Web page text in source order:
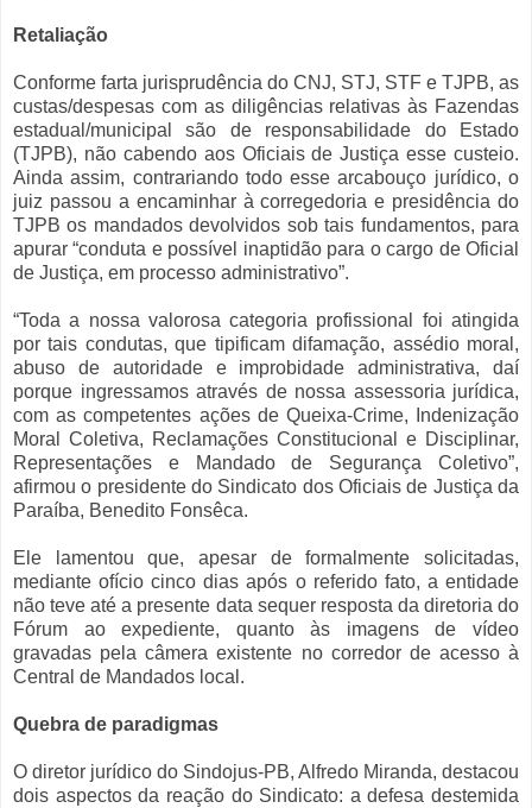
Retaliação
Conforme farta jurisprudência do CNJ, STJ, STF e TJPB, as
custas/despesas com as diligências relativas às Fazendas
estadual/municipal são de responsabilidade do Estado
(TJPB), não cabendo aos Oficiais de Justiça esse custeio.
Ainda assim, contrariando todo esse arcabouço jurídico, o
juiz passou a encaminhar à corregedoria e presidência do
TJPB os mandados devolvidos sob tais fundamentos, para
apurar “conduta e possível inaptidão para o cargo de Oficial
de Justiça, em processo administrativo”.
“Toda a nossa valorosa categoria profissional foi atingida
por tais condutas, que tipificam difamação, assédio moral,
abuso de autoridade e improbidade administrativa, daí
porque ingressamos através de nossa assessoria jurídica,
com as competentes ações de Queixa-Crime, Indenização
Moral Coletiva, Reclamações Constitucional e Disciplinar,
Representações e Mandado de Segurança Coletivo”,
afirmou o presidente do Sindicato dos Oficiais de Justiça da
Paraíba, Benedito Fonsêca.
Ele lamentou que, apesar de formalmente solicitadas,
mediante ofício cinco dias após o referido fato, a entidade
não teve até a presente data sequer resposta da diretoria do
Fórum ao expediente, quanto às imagens de vídeo
gravadas pela câmera existente no corredor de acesso à
Central de Mandados local.
Quebra de paradigmas
O diretor jurídico do Sindojus-PB, Alfredo Miranda, destacou
dois aspectos da reação do Sindicato: a defesa destemida